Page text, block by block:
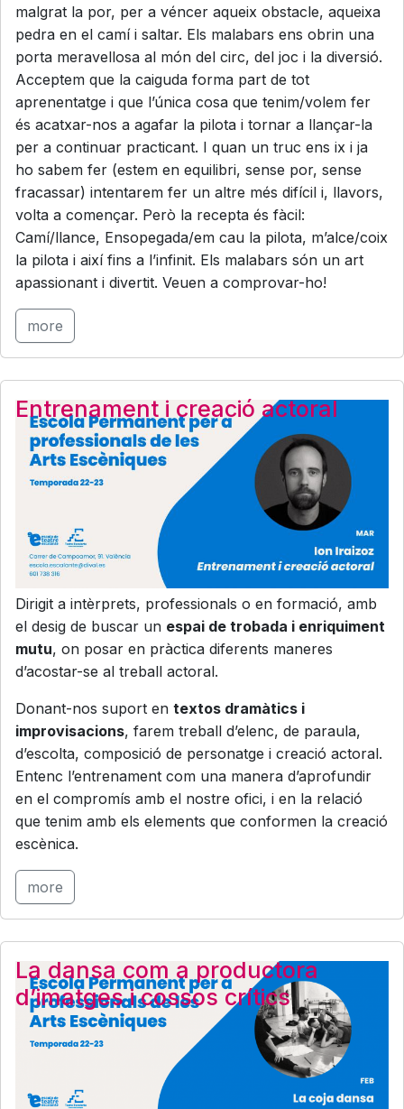
malgrat la por, per a véncer aqueix obstacle, aqueixa
pedra en el camí i saltar. Els malabars ens obrin una
porta meravellosa al món del circ, del joc i la diversió.
Acceptem que la caiguda forma part de tot
aprenentatge i que l’única cosa que tenim/volem fer
és acatxar-nos a agafar la pilota i tornar a llançar-la
per a continuar practicant. I quan un truc ens ix i ja
ho sabem fer (estem en equilibri, sense por, sense
fracassar) intentarem fer un altre més difícil i, llavors,
volta a començar. Però la recepta és fàcil:
Camí/llance, Ensopegada/em cau la pilota, m’alce/coix
la pilota i així fins a l’infinit. Els malabars són un art
apassionant i divertit. Veuen a comprovar-ho!
more
Entrenament i creació actoral
Dirigit a intèrprets, professionals o en formació, amb
el desig de buscar un espai de trobada i enriquiment
mutu, on posar en pràctica diferents maneres
d’acostar-se al treball actoral.
Donant-nos suport en textos dramàtics i
improvisacions, farem treball d’elenc, de paraula,
d’escolta, composició de personatge i creació actoral.
Entenc l’entrenament com una manera d’aprofundir
en el compromís amb el nostre ofici, i en la relació
que tenim amb els elements que conformen la creació
escènica.
more
La dansa com a productora
d’imatges i cossos crítics